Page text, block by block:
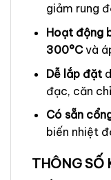
giảm rung
Hoạt động
300°Cvà
Dễ lắp đặt
đạc, căn
Có sẵn
biến nhiệt
THÔNG SỐ